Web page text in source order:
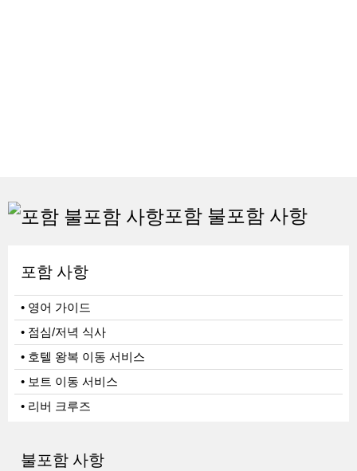
포함 불포함 사항
포함 사항
• 영어 가이드
• 점심/저녁 식사
• 호텔 왕복 이동 서비스
• 보트 이동 서비스
• 리버 크루즈
불포함 사항